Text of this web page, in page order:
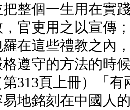
把整個一生用在實
，官吏用之以宣傳
羅在這些禮教之內
格遵守的方法的時
第313頁上冊）「
易地銘刻在中國人